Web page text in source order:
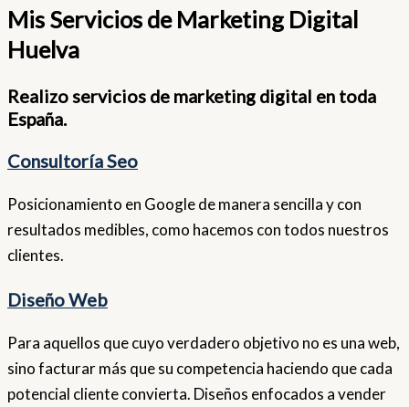
Mis Servicios de Marketing Digital
Huelva
Realizo servicios de marketing digital en toda
España.
Consultoría Seo
Posicionamiento en Google de manera sencilla y con
resultados medibles, como hacemos con todos nuestros
clientes.
Diseño Web
Para aquellos que cuyo verdadero objetivo no es una web,
sino facturar más que su competencia haciendo que cada
potencial cliente convierta. Diseños enfocados a vender